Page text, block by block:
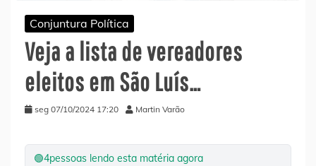
Conjuntura Política
Veja a lista de vereadores
eleitos em São Luís…
seg 07/10/2024 17:20 Martin Varão
🟢4pessoas lendo esta matéria agora